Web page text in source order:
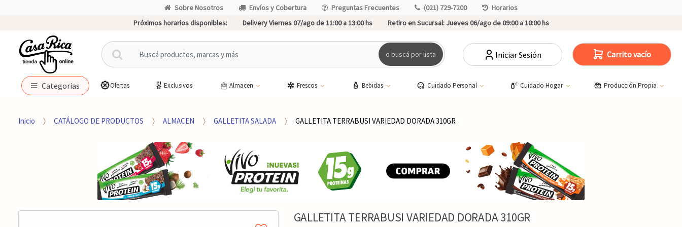
Sobre Nosotros Envíos y Cobertura Preguntas Frecuentes (021) 729-7200
Horarios
Próximos horarios disponibles:
Delivery Viernes 07/ago de 11:00 a 13:00 hs Retiro en Sucursal:Jueves 06/ago de 09:00 a 10:00 hs
B
u
c
p
o buscá por lista Iniciar Sesión Carrito vacío
Categorias Ofertas Exclusivos Almacen Frescos Bebidas Cuidado Personal Cuidado Hogar Producción Propia
Inicio CATÁLOGO DE PRODUCTOS ALMACEN GALLETITA SALADA GALLETITA TERRABUSI VARIEDAD DORADA 310GR
GALLETITA TERRABUSI VARIEDAD DORADA 310GR